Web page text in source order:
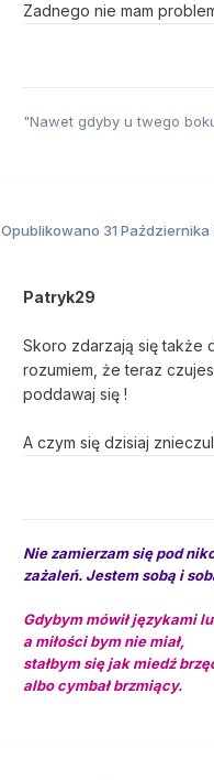
Zadnego nie mam
"Nawet gdyby u twego
Opublikowano 31 Października
Patryk29
Skoro zdarzają się także
rozumiem, że teraz
poddawaj się !
A czym się dzisiaj
Nie zamierzam się pod
zażaleń. Jestem sobą i
Gdybym mówił językami
a miłości bym nie miał,
stałbym się jak miedź
albo cymbał brzmiący.